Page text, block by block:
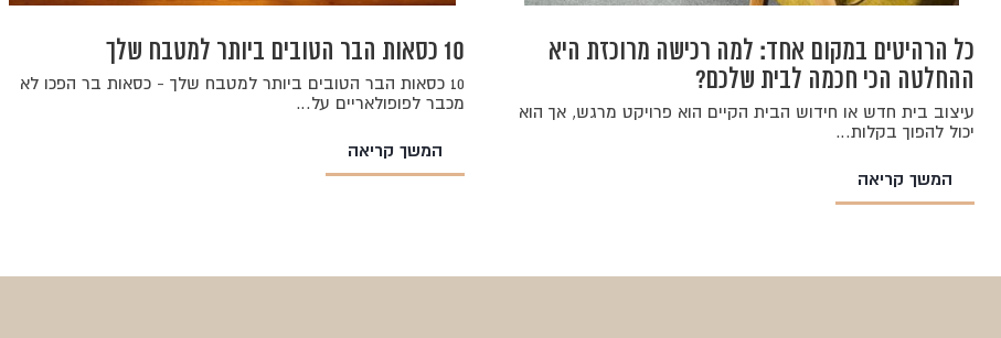
כל הרהיטים במקום אחד: למה רכישה מרוכזת היא
ההחלטה הכי חכמה לבית שלכם?
עיצוב בית חדש או חידוש הבית הקיים הוא פרויקט מרגש, אך הוא
יכול להפוך בקלות…
המשך קריאה
10 כסאות הבר הטובים ביותר למטבח שלך
10 כסאות הבר הטובים ביותר למטבח שלך - כסאות בר הפכו לא
מכבר לפופולאריים על…
המשך קריאה